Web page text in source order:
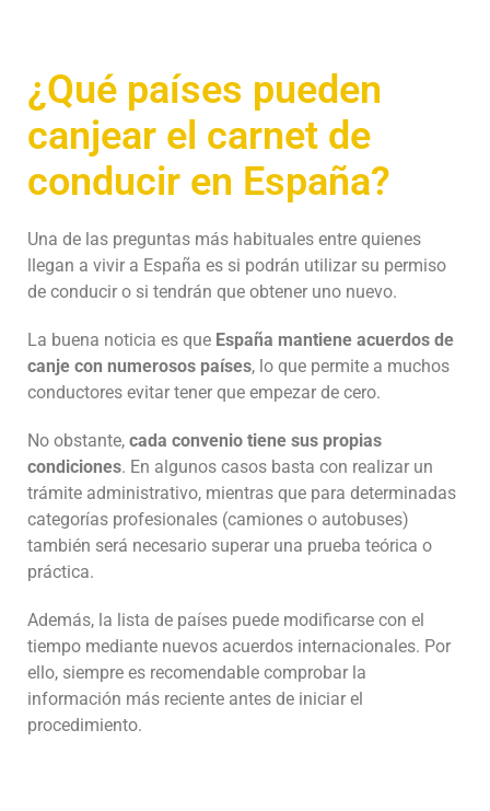
¿Qué países pueden
canjear el carnet de
conducir en España?
Una de las preguntas más habituales entre quienes
llegan a vivir a España es si podrán utilizar su permiso
de conducir o si tendrán que obtener uno nuevo.
La buena noticia es que España mantiene acuerdos de
canje con numerosos países, lo que permite a muchos
conductores evitar tener que empezar de cero.
No obstante, cada convenio tiene sus propias
condiciones. En algunos casos basta con realizar un
trámite administrativo, mientras que para determinadas
categorías profesionales (camiones o autobuses)
también será necesario superar una prueba teórica o
práctica.
Además, la lista de países puede modificarse con el
tiempo mediante nuevos acuerdos internacionales. Por
ello, siempre es recomendable comprobar la
información más reciente antes de iniciar el
procedimiento.